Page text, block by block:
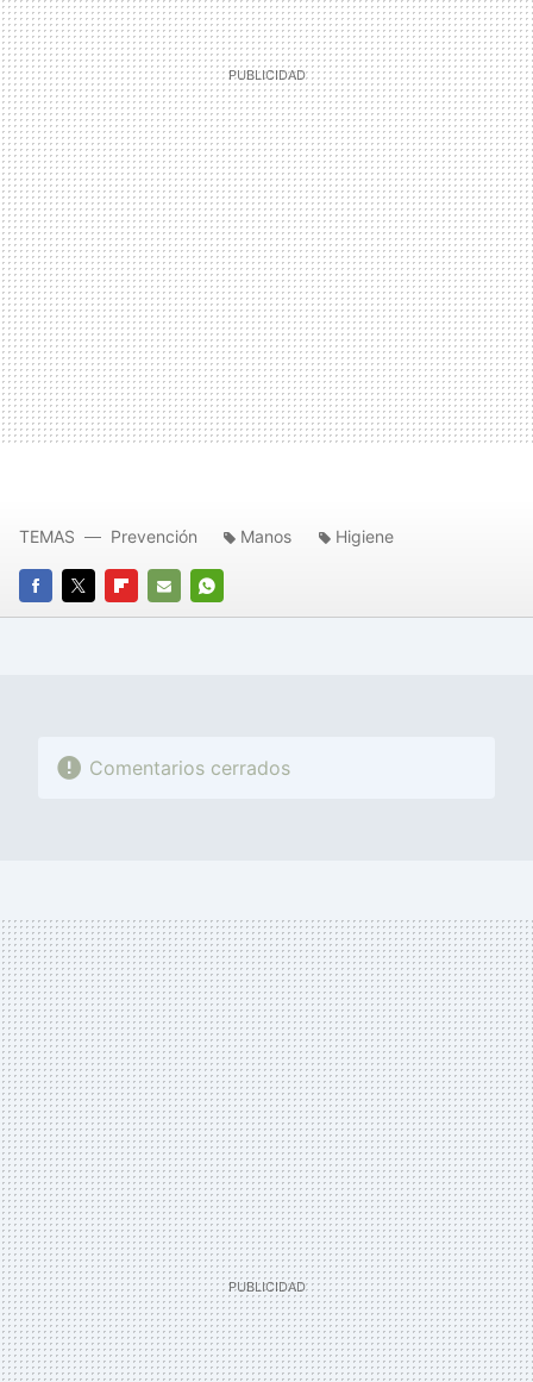
FACEBOOK
TWITTERFLIPBOARD
E-
WHATSAPP
TEMAS Prevención Manos Higiene
Comentarios cerrados